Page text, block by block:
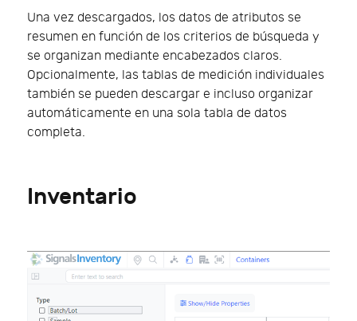
Una vez descargados, los datos de atributos se
resumen en función de los criterios de búsqueda y
se organizan mediante encabezados claros.
Opcionalmente, las tablas de medición individuales
también se pueden descargar e incluso organizar
automáticamente en una sola tabla de datos
completa.
Inventario